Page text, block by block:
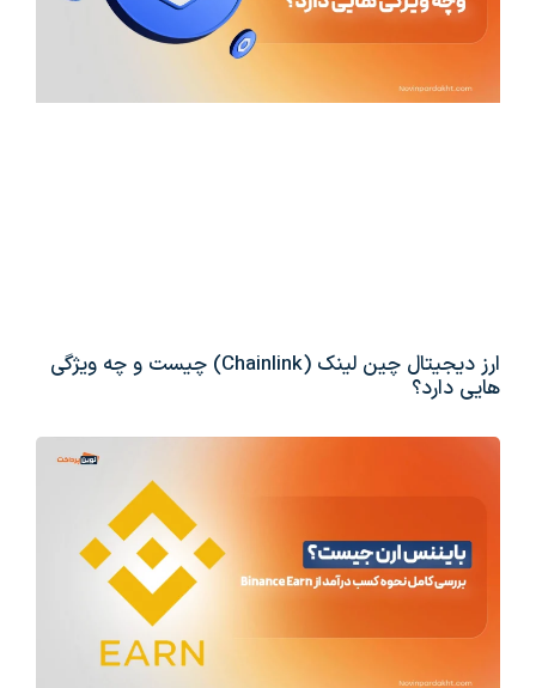
ارز دیجیتال چین لینک (Chainlink) چیست و چه ویژگی
هایی دارد؟